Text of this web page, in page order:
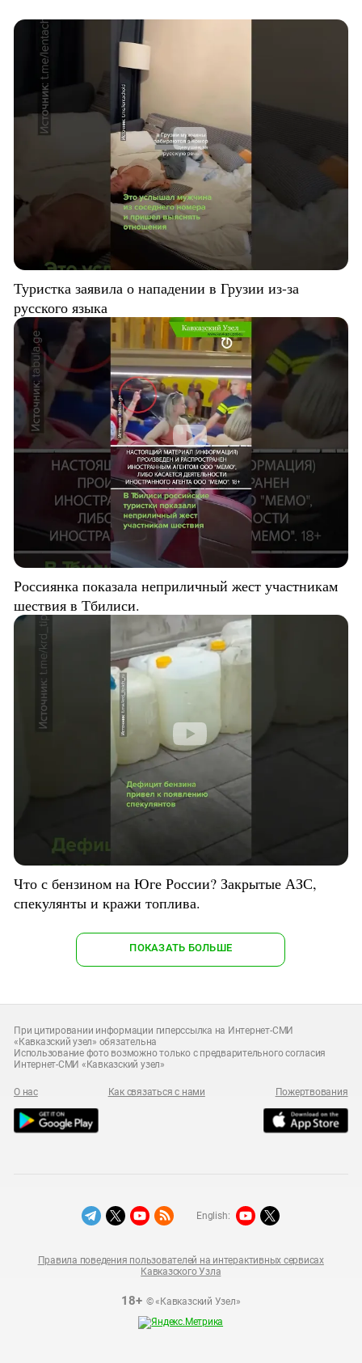
Туристка заявила о нападении в Грузии из-за
русского языка
Россиянка показала неприличный жест участникам
шествия в Тбилиси.
Что с бензином на Юге России? Закрытые АЗС,
спекулянты и кражи топлива.
ПОКАЗАТЬ БОЛЬШЕ
При цитировании информации гиперссылка на Интернет-СМИ
«Кавказский узел» обязательна
Использование фото возможно только с предварительного согласия
Интернет-СМИ «Кавказский узел»
О нас Как связаться с нами Пожертвования
18+© «Кавказский Узел»
Правила поведения пользователей на интерактивных сервисах
Кавказского Узла
English: